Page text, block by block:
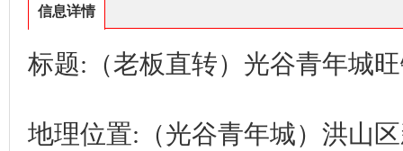
信息详情
标题:（老板直转）光谷青年城
地理位置:（光谷青年城）洪山